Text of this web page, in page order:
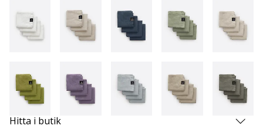
Hitta i butik